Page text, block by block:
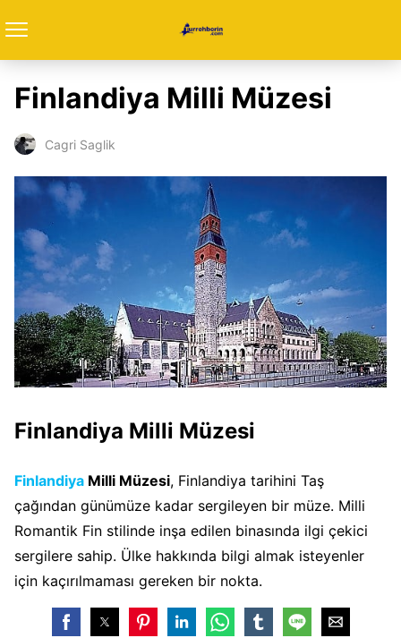
Finlandiya Milli Müzesi
Cagri Saglik
Finlandiya Milli Müzesi
Finlandiya Milli Müzesi, Finlandiya tarihini Taş
çağından günümüze kadar sergileyen bir müze. Milli
Romantik Fin stilinde inşa edilen binasında ilgi çekici
sergilere sahip. Ülke hakkında bilgi almak isteyenler
için kaçırılmaması gereken bir nokta.